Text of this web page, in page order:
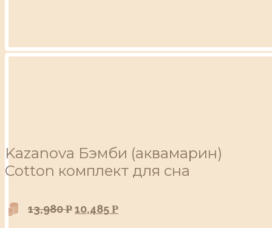
Kazanova Бэмби (аквамарин)
Cotton комплект для сна
13,980Р 10,485 Р